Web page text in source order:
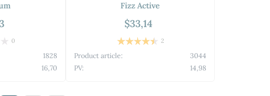
0
1828
16,70
Fizz Active
$33,14
2
Product article:
3044
PV:
14,98